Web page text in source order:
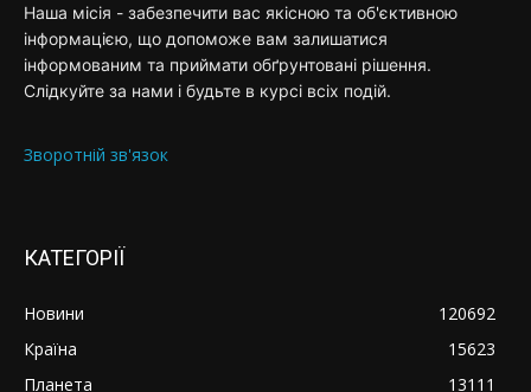
Наша місія - забезпечити вас якісною та об'єктивною
інформацією, що допоможе вам залишатися
інформованим та приймати обґрунтовані рішення.
Слідкуйте за нами і будьте в курсі всіх подій.
Зворотній зв'язок
КАТЕГОРІЇ
Новини
120692
Країна
15623
Планета
13111